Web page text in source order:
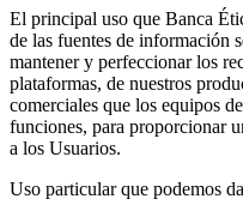
El principal uso que Banca
de las fuentes de información
mantener y perfeccionar los
plataformas, de nuestros
comerciales que los equipos
funciones, para proporcionar
a los Usuarios.
Uso particular que podemos